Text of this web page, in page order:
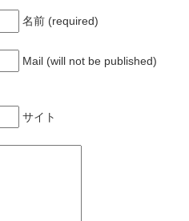
名前 (required)
Mail (will not be published)
サイト